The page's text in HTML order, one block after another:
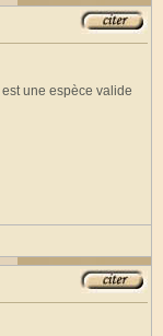
est une espèce valide